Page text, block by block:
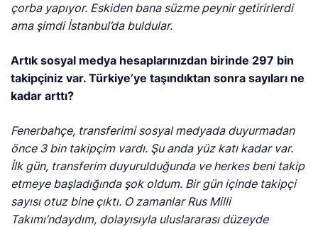
çorba yapıyor. Eskiden bana süzme peynir getirirlerdi
ama şimdi İstanbul’da buldular.
Artık sosyal medya hesaplarınızdan birinde 297 bin
takipçiniz var. Türkiye’ye taşındıktan sonra sayıları ne
kadar arttı?
Fenerbahçe, transferimi sosyal medyada duyurmadan
önce 3 bin takipçim vardı. Şu anda yüz katı kadar var.
İlk gün, transferim duyurulduğunda ve herkes beni takip
etmeye başladığında şok oldum. Bir gün içinde takipçi
sayısı otuz bine çıktı. O zamanlar Rus Milli
Takımı’ndaydım, dolayısıyla uluslararası düzeyde